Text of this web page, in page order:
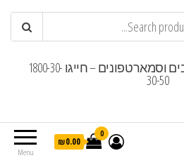
מגוון מבצעים למחשבים וסמארטפונים – חייגו 1800-30-
30-50
Menu
0
₪0.00